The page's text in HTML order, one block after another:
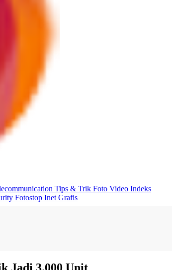
Tips & Trik Foto Video Indeks
Fotostop Inet Grafis